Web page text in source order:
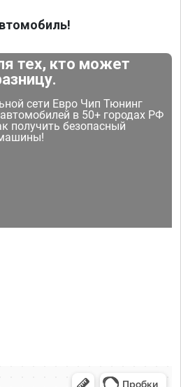
тех, кто может
сети Евро Чип Тюнинг
в 50+ городах РФ
получить безопасный